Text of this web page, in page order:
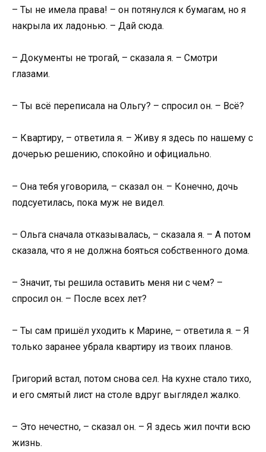
– Ты не имела права! – он потянулся к бумагам, но я
накрыла их ладонью. – Дай сюда.
– Документы не трогай, – сказала я. – Смотри
глазами.
– Ты всё переписала на Ольгу? – спросил он. – Всё?
– Квартиру, – ответила я. – Живу я здесь по нашему с
дочерью решению, спокойно и официально.
– Она тебя уговорила, – сказал он. – Конечно, дочь
подсуетилась, пока муж не видел.
– Ольга сначала отказывалась, – сказала я. – А потом
сказала, что я не должна бояться собственного дома.
– Значит, ты решила оставить меня ни с чем? –
спросил он. – После всех лет?
– Ты сам пришёл уходить к Марине, – ответила я. – Я
только заранее убрала квартиру из твоих планов.
Григорий встал, потом снова сел. На кухне стало тихо,
и его смятый лист на столе вдруг выглядел жалко.
– Это нечестно, – сказал он. – Я здесь жил почти всю
жизнь.